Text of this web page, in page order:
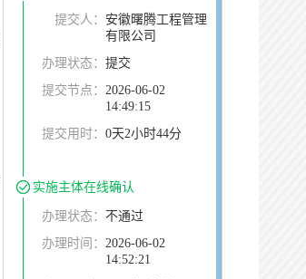
提交人： 安徽曙腾工程管理
有限公司
办理状态： 提交
提交节点： 2026-06-02
14:49:15
提交用时： 0天2小时44分
实施主体在线确认
办理状态： 不通过
办理时间： 2026-06-02
14:52:21